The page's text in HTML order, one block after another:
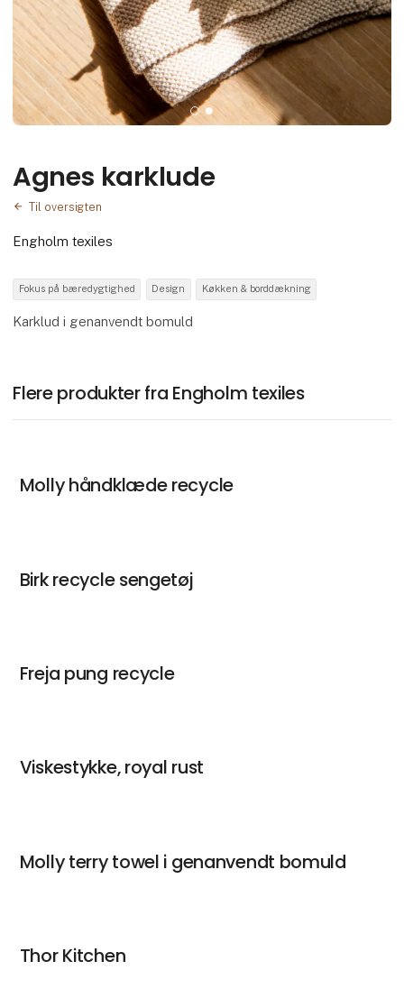
Agnes karklude
Til oversigten
Engholm texiles
Fokus på bæredygtighed Design Køkken & borddækning
Karklud i genanvendt bomuld
Flere produkter fra Engholm texiles
Molly håndklæde recycle
Birk recycle sengetøj
Freja pung recycle
Viskestykke, royal rust
Molly terry towel i genanvendt bomuld
Thor Kitchen